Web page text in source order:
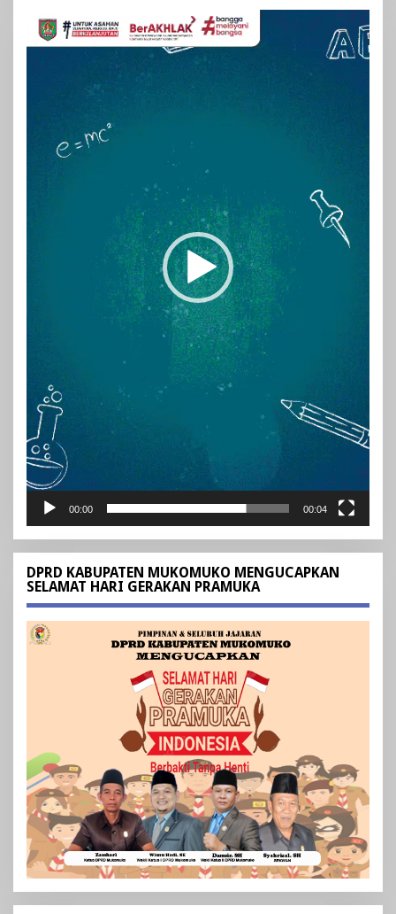
Pemutar
Video
00:00 00:04
DPRD KABUPATEN MUKOMUKO MENGUCAPKAN
SELAMAT HARI GERAKAN PRAMUKA